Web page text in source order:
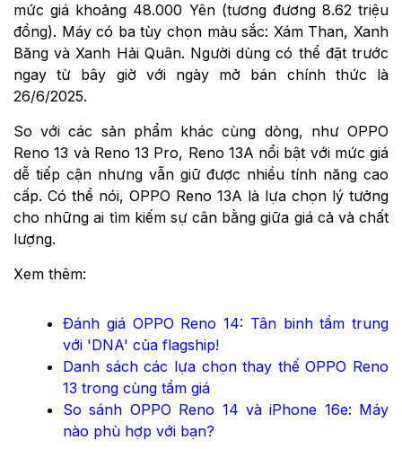
mức giá khoảng 48.000 Yên (tương đương 8.62 triệu
đồng). Máy có ba tùy chọn màu sắc: Xám Than, Xanh
Băng và Xanh Hải Quân. Người dùng có thể đặt trước
ngay từ bây giờ với ngày mở bán chính thức là
26/6/2025.
So với các sản phẩm khác cùng dòng, như OPPO
Reno 13 và Reno 13 Pro, Reno 13A nổi bật với mức giá
dễ tiếp cận nhưng vẫn giữ được nhiều tính năng cao
cấp. Có thể nói, OPPO Reno 13A là lựa chọn lý tưởng
cho những ai tìm kiếm sự cân bằng giữa giá cả và chất
lượng.
Xem thêm:
Đánh giá OPPO Reno 14: Tân binh tầm trung
với 'DNA' của flagship!
Danh sách các lựa chọn thay thế OPPO Reno
13 trong cùng tầm giá
So sánh OPPO Reno 14 và iPhone 16e: Máy
nào phù hợp với bạn?